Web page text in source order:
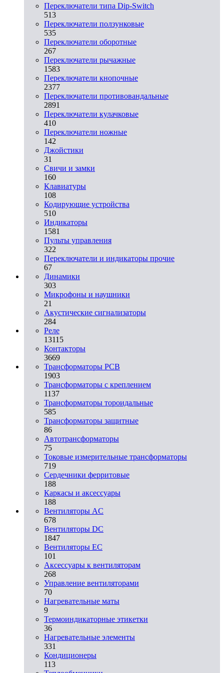
Переключатели типа Dip-Switch
513
Переключатели ползунковые
535
Переключатели оборотные
267
Переключатели рычажные
1583
Переключатели кнопочные
2377
Переключатели противовандальные
2891
Переключатели кулачковые
410
Переключатели ножные
142
Джойстики
31
Свичи и замки
160
Клавиатуры
108
Кодирующие устройства
510
Индикаторы
1581
Пульты управления
322
Переключатели и индикаторы прочие
67
Динамики
303
Микрофоны и наушники
21
Акустические сигнализаторы
284
Реле
13115
Контакторы
3669
Трансформаторы PCB
1903
Трансформаторы с креплением
1137
Трансформаторы тороидальные
585
Трансформаторы защитные
86
Автотрансформаторы
75
Токовые измерительные трансформаторы
719
Сердечники ферритовые
188
Каркасы и аксессуары
188
Вентиляторы AC
678
Вентиляторы DC
1847
Вентиляторы EC
101
Аксессуары к вентиляторам
268
Управление вентиляторами
70
Нагревательные маты
9
Термоиндикаторные этикетки
36
Нагревательные элементы
331
Кондиционеры
113